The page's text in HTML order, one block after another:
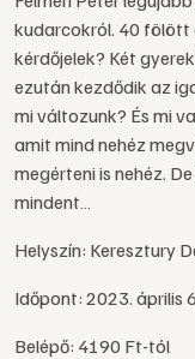
kudarcokról. 40 fölött
kérdőjelek? Két
ezután kezdődik az
mi változunk? És mi
amit mind nehéz
megérteni is nehéz.
mindent…
Helyszín: Keresztury
Időpont: 2023. április
Belépő: 4190 Ft-tól